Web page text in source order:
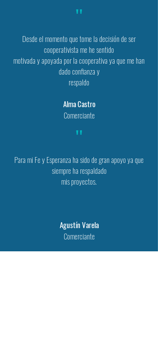
"
Desde el momento que tome la decisión de ser
cooperativista me he sentido
motivada y apoyada por la cooperativa ya que me han
dado confianza y
respaldo
Alma Castro
Comerciante
"
Para mi Fe y Esperanza ha sido de gran apoyo ya que
siempre ha respaldado
mis proyectos.
Agustín Varela
Comerciante